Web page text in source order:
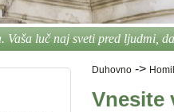
Vaša luč naj sveti pred ljudmi,
Duhovno ->
Vnesite